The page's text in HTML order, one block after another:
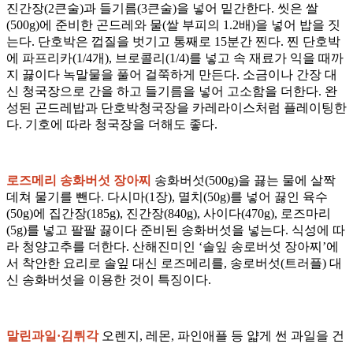
진간장(2큰술)과 들기름(3큰술)을 넣어 밑간한다. 씻은 쌀
(500g)에 준비한 곤드레와 물(쌀 부피의 1.2배)을 넣어 밥을 짓
는다. 단호박은 껍질을 벗기고 통째로 15분간 찐다. 찐 단호박
에 파프리카(1/4개), 브로콜리(1/4)를 넣고 속 재료가 익을 때까
지 끓이다 녹말물을 풀어 걸쭉하게 만든다. 소금이나 간장 대
신 청국장으로 간을 하고 들기름을 넣어 고소함을 더한다. 완
성된 곤드레밥과 단호박청국장을 카레라이스처럼 플레이팅한
다. 기호에 따라 청국장을 더해도 좋다.
로즈메리 송화버섯 장아찌 송화버섯(500g)을 끓는 물에 살짝
데쳐 물기를 뺀다. 다시마(1장), 멸치(50g)를 넣어 끓인 육수
(50g)에 집간장(185g), 진간장(840g), 사이다(470g), 로즈마리
(5g)를 넣고 팔팔 끓이다 준비된 송화버섯을 넣는다. 식성에 따
라 청양고추를 더한다. 산해진미인 ‘솔잎 송로버섯 장아찌’에
서 착안한 요리로 솔잎 대신 로즈메리를, 송로버섯(트러플) 대
신 송화버섯을 이용한 것이 특징이다.
말린과일·김튀각오렌지, 레몬, 파인애플 등 얇게 썬 과일을 건